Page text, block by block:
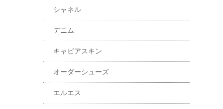
シャネル
デニム
キャビアスキン
オーダーシューズ
エルエス